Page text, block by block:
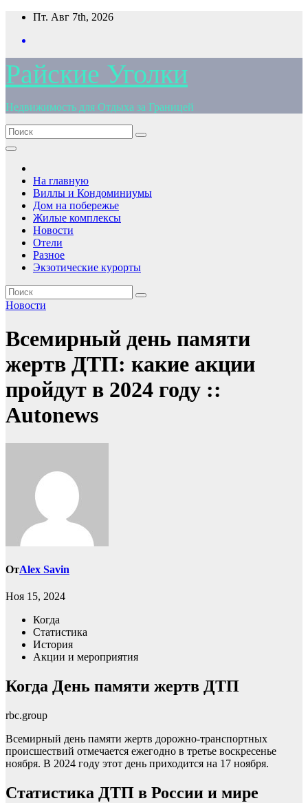
Перейти
содержимому
Пт. Авг 7th, 2026
Райские Уголки
Недвижимость для Отдыха за Границей
На главную
Виллы и Кондоминиумы
Дом на побережье
Жилые комплексы
Новости
Отели
Разное
Экзотические курорты
Новости
Всемирный день памяти
жертв ДТП: какие акции
пройдут в 2024 году ::
Autonews
ОтAlex Savin
Ноя 15, 2024
Когда
Статистика
История
Акции и мероприятия
Когда День памяти жертв ДТП
rbc.group
Всемирный день памяти жертв дорожно-транспортных
происшествий отмечается ежегодно в третье воскресенье
ноября. В 2024 году этот день приходится на 17 ноября.
Статистика ДТП в России и мире